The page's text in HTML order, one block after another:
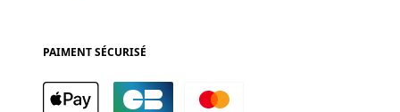
PAIMENT SÉCURISÉ